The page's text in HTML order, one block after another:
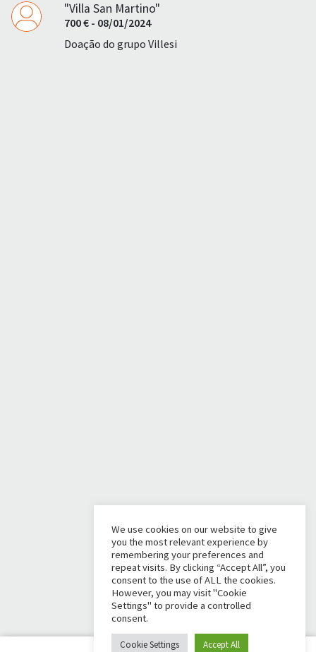
"Villa San Martino"
700 € - 08/01/2024
Doação do grupo Villesi
We use cookies on our website to give
you the most relevant experience by
remembering your preferences and
repeat visits. By clicking “Accept All”, you
consent to the use of ALL the cookies.
However, you may visit "Cookie
Settings" to provide a controlled
consent.
Cookie Settings Accept All